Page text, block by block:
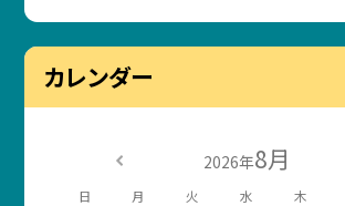
カレンダー
2026年8月
日 月 火 水 木